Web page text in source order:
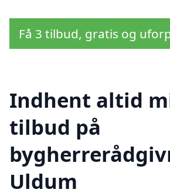
Få 3 tilbud, gratis og
Indhent altid
tilbud på
Uldum